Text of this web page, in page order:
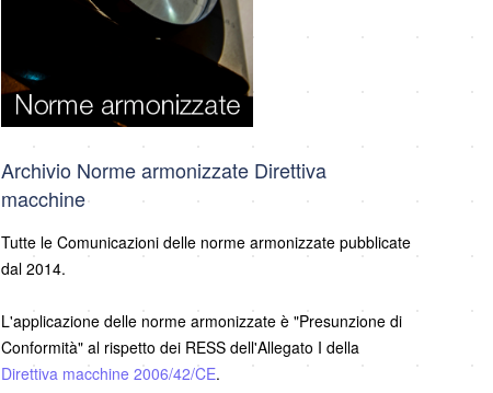
Archivio Norme armonizzate Direttiva
macchine
Tutte le Comunicazioni delle norme armonizzate pubblicate
dal 2014.
L'applicazione delle norme armonizzate è "Presunzione di
Conformità" al rispetto dei RESS dell'Allegato I della
Direttiva macchine 2006/42/CE.